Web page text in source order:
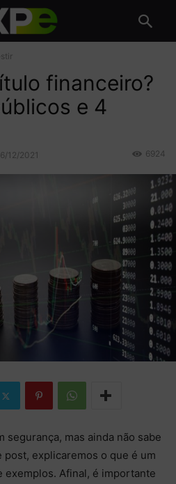
financeiro?
e 4
12/2021 6924
segurança, mas ainda não sabe
post, explicaremos o que é um
Afinal, é importante